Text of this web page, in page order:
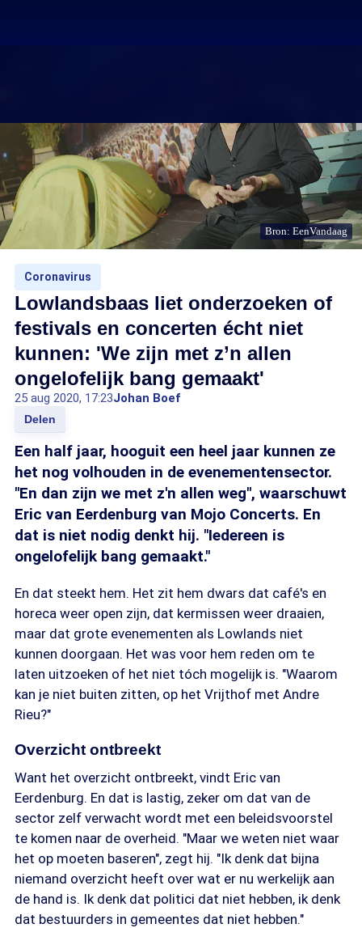
Bron: EenVandaag
Coronavirus
Lowlandsbaas liet onderzoeken of
festivals en concerten écht niet
kunnen: 'We zijn met z’n allen
ongelofelijk bang gemaakt'
25 aug 2020, 17:23Johan Boef
Delen
Een half jaar, hooguit een heel jaar kunnen ze
het nog volhouden in de evenementensector.
"En dan zijn we met z'n allen weg", waarschuwt
Eric van Eerdenburg van Mojo Concerts. En
dat is niet nodig denkt hij. "Iedereen is
ongelofelijk bang gemaakt."
En dat steekt hem. Het zit hem dwars dat café's en
horeca weer open zijn, dat kermissen weer draaien,
maar dat grote evenementen als Lowlands niet
kunnen doorgaan. Het was voor hem reden om te
laten uitzoeken of het niet tóch mogelijk is. "Waarom
kan je niet buiten zitten, op het Vrijthof met Andre
Rieu?"
Overzicht ontbreekt
Want het overzicht ontbreekt, vindt Eric van
Eerdenburg. En dat is lastig, zeker om dat van de
sector zelf verwacht wordt met een beleidsvoorstel
te komen naar de overheid. "Maar we weten niet waar
het op moeten baseren", zegt hij. "Ik denk dat bijna
niemand overzicht heeft over wat er nu werkelijk aan
de hand is. Ik denk dat politici dat niet hebben, ik denk
dat bestuurders in gemeentes dat niet hebben."